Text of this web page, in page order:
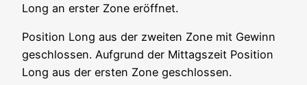
Long an ers­ter Zone eröffnet.
Posi­ti­on Long aus der zwei­ten Zone mit Gewinn
geschlos­sen. Auf­grund der Mit­tags­zeit Posi­ti­on
Long aus der ers­ten Zone geschlossen.